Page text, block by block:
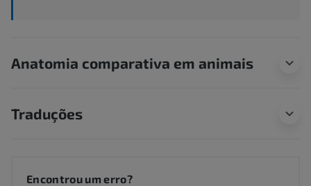
Anatomia comparativa em animais
Traduções
Encontrou um erro?